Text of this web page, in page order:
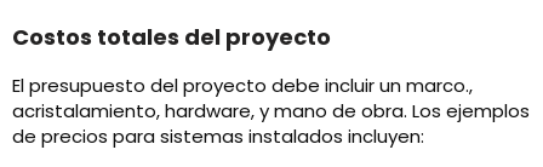
Costos totales del proyecto
El presupuesto del proyecto debe incluir un marco.,
acristalamiento, hardware, y mano de obra. Los ejemplos
de precios para sistemas instalados incluyen: